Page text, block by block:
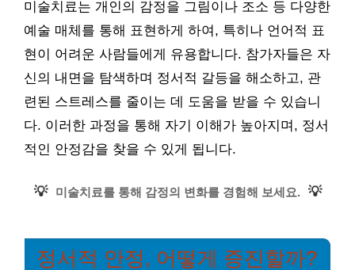
미술치료는 개인의 감정을 그림이나 조소 등 다양한
예술 매체를 통해 표현하게 하여, 특히나 언어적 표
현이 어려운 사람들에게 유용합니다. 참가자들은 자
신의 내면을 탐색하며 정서적 갈등을 해소하고, 관
련된 스트레스를 줄이는 데 도움을 받을 수 있습니
다. 이러한 과정을 통해 자기 이해가 높아지며, 정서
적인 안정감을 찾을 수 있게 됩니다.
💡 미술치료를 통해 감정의 변화를 경험해 보세요. 💡
정서적 안정, 어떻게 증진할까?